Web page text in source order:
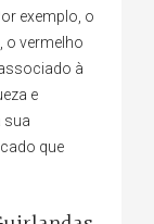
exemplo, o
o vermelho
à
e
sua
que